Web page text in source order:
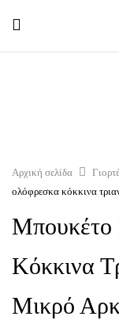
Αρχική σελίδα
ολόφρεσκα κόκκινα
Κόκκινα
Μικρό